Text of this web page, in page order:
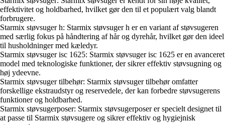
effektivitet og holdbarhed, hvilket gør den til et populært valg blandt
forbrugere.
Starmix støvsuger h: Starmix støvsuger h er en variant af støvsugeren
med særlig fokus på håndtering af hår og dyrehår, hvilket gør den ideel
til husholdninger med kæledyr.
Starmix støvsuger isc 1625: Starmix støvsuger isc 1625 er en avanceret
model med teknologiske funktioner, der sikrer effektiv støvsugning og
høj ydeevne.
Starmix støvsuger tilbehør: Starmix støvsuger tilbehør omfatter
forskellige ekstraudstyr og reservedele, der kan forbedre støvsugerens
funktioner og holdbarhed.
Starmix støvsugerposer: Starmix støvsugerposer er specielt designet til
at passe til Starmix støvsugere og sikrer effektiv og hygiejnisk